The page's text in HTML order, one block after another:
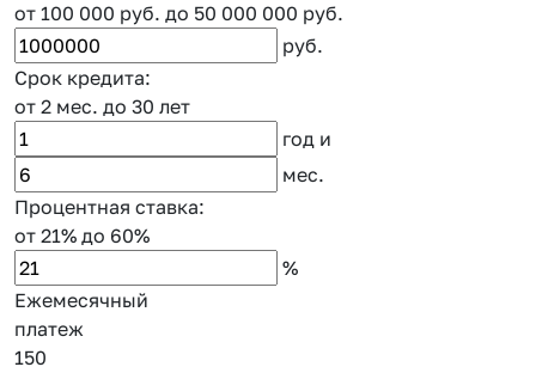
от 100 000 руб. до 50 000 000 руб.
руб.
Срок кредита:
от 2 мес. до 30 лет
год и
мес.
Процентная ставка:
от 21% до 60%
%
Ежемесячный
платеж
150